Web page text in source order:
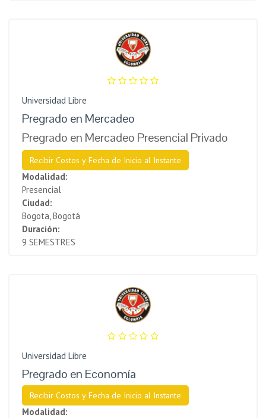
Universidad Libre
Pregrado en Mercadeo
Pregrado en Mercadeo Presencial Privado
Recibir Costos y Fecha de Inicio al Instante
Modalidad:
Presencial
Ciudad:
Bogota, Bogotá
Duración:
9 SEMESTRES
Universidad Libre
Pregrado en Economía
Recibir Costos y Fecha de Inicio al Instante
Modalidad: